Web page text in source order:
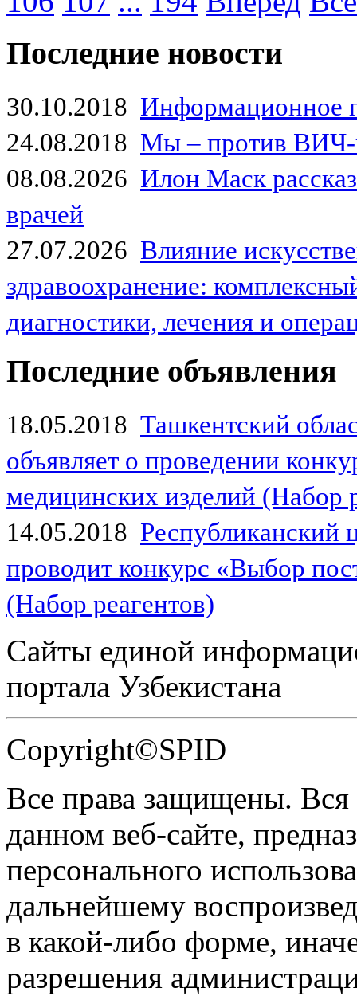
Последние новости
30.10.2018 Информационное
24.08.2018 Мы – против
08.08.2026 Илон Маск
врачей
27.07.2026 Влияние
здравоохранение:
диагностики, лечения и
Последние объявления
18.05.2018 Ташкентский
объявляет о проведении
медицинских изделий (Набор
14.05.2018
проводит конкурс «Выбор
(Набор реагентов)
Сайты единой
портала Узбекистана
Copyright©SPID
Все права защищены.
данном веб-сайте,
персонального
дальнейшему
в какой-либо форме,
разрешения